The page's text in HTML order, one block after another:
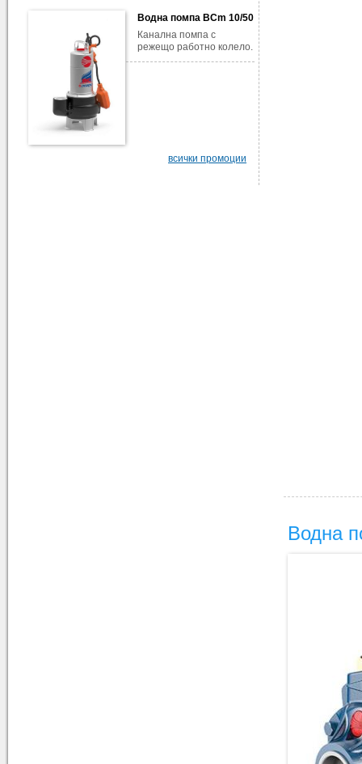
Водна помпа BCm 10/50
Канална помпа с
режещо работно колело.
всички промоции
Водна